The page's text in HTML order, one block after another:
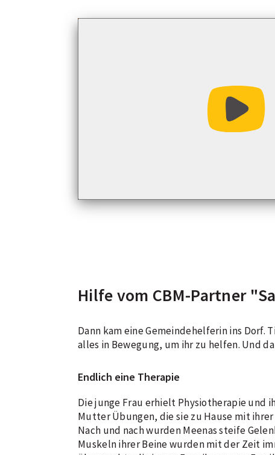
Video
Hilfe vom CBM-Partner
Dann kam eine Gemeindehelferin ins
alles in Bewegung, um ihr zu helfen. Und
Endlich eine Therapie
Die junge Frau erhielt Physiotherapie und
Mutter Übungen, die sie zu Hause mit
Nach und nach wurden Meenas steife
Muskeln ihrer Beine wurden mit der Zeit